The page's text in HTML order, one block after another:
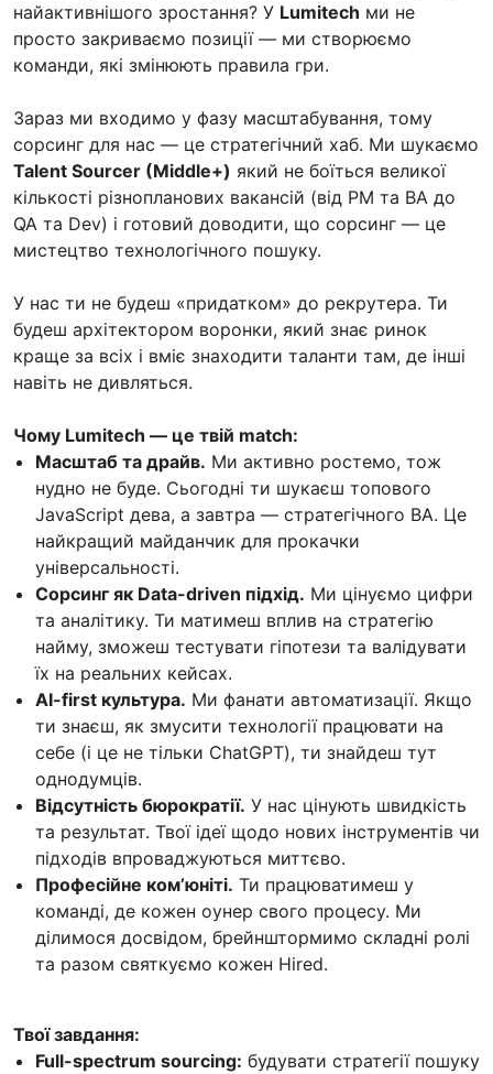
найактивнішого зростання? У Lumitech ми не
просто закриваємо позиції — ми створюємо
команди, які змінюють правила гри.
Зараз ми входимо у фазу масштабування, тому
сорсинг для нас — це стратегічний хаб. Ми шукаємо
Talent Sourcer (Middle+) який не боїться великої
кількості різнопланових вакансій (від PM та BA до
QA та Dev) і готовий доводити, що сорсинг — це
мистецтво технологічного пошуку.
У нас ти не будеш «придатком» до рекрутера. Ти
будеш архітектором воронки, який знає ринок
краще за всіх і вміє знаходити таланти там, де інші
навіть не дивляться.
Чому Lumitech — це твій match:
Масштаб та драйв. Ми активно ростемо, тож
нудно не буде. Сьогодні ти шукаєш топового
JavaScript дева, а завтра — стратегічного BA. Це
найкращий майданчик для прокачки
універсальності.
Сорсинг як Data-driven підхід. Ми цінуємо цифри
та аналітику. Ти матимеш вплив на стратегію
найму, зможеш тестувати гіпотези та валідувати
їх на реальних кейсах.
AI-first культура. Ми фанати автоматизації. Якщо
ти знаєш, як змусити технології працювати на
себе (і це не тільки ChatGPT), ти знайдеш тут
однодумців.
Відсутність бюрократії. У нас цінують швидкість
та результат. Твої ідеї щодо нових інструментів чи
підходів впроваджуються миттєво.
Професійне комʼюніті. Ти працюватимеш у
команді, де кожен оунер свого процесу. Ми
ділимося досвідом, брейнштормимо складні ролі
та разом святкуємо кожен Hired.
Твої завдання:
Full-spectrum sourcing: будувати стратегії пошуку